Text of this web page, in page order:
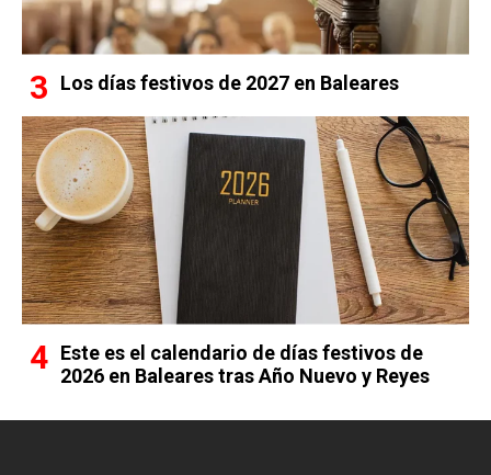
Los días festivos de 2027 en Baleares
Este es el calendario de días festivos de
2026 en Baleares tras Año Nuevo y Reyes